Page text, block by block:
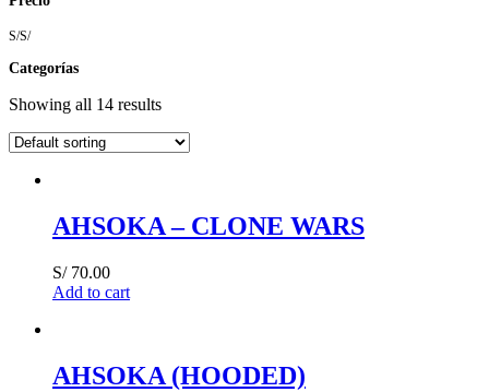
S/S/
Categorías
Showing all 14 results
AHSOKA – CLONE WARS
S/70.00
Add to cart
AHSOKA (HOODED)